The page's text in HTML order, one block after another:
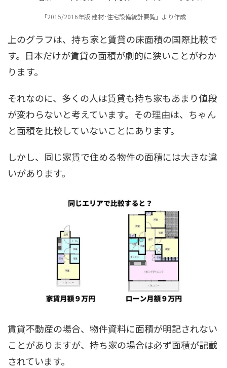
「2015/2016年版 建材･住宅設備統計要覧」より作成
上のグラフは、持ち家と賃貸の床面積の国際比較で
す。日本だけが賃貸の面積が劇的に狭いことがわか
ります。
それなのに、多くの人は賃貸も持ち家もあまり値段
が変わらないと考えています。その理由は、ちゃん
と面積を比較していないことにあります。
しかし、同じ家賃で住める物件の面積には大きな違
いがあります。
賃貸不動産の場合、物件資料に面積が明記されない
ことがありますが、持ち家の場合は必ず面積が記載
されています。